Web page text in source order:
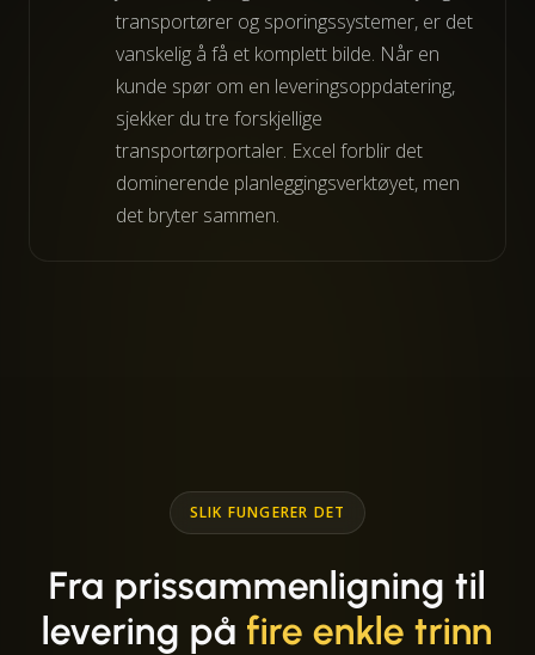
transportører og sporingssystemer, er det
vanskelig å få et komplett bilde. Når en
kunde spør om en leveringsoppdatering,
sjekker du tre forskjellige
transportørportaler. Excel forblir det
dominerende planleggingsverktøyet, men
det bryter sammen.
SLIK FUNGERER DET
Fra prissammenligning til
levering påfire enkle trinn